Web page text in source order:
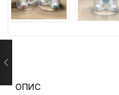
ОПИС